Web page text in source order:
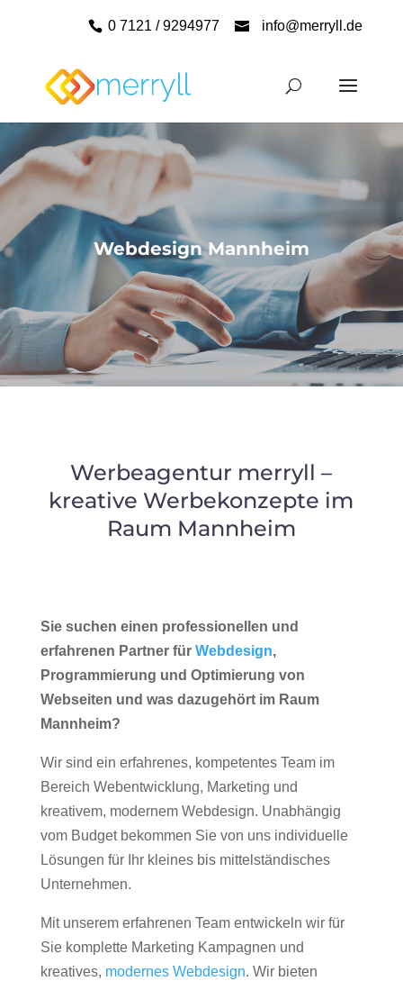
0 7121 / 9294977 info@merryll.de
Webdesign Mannheim
Werbeagentur merryll –
kreative Werbekonzepte im
Raum Mannheim
Sie suchen einen professionellen und
erfahrenen Partner für Webdesign,
Programmierung und Optimierung von
Webseiten und was dazugehört im Raum
Mannheim?
Wir sind ein erfahrenes, kompetentes Team im
Bereich Webentwicklung, Marketing und
kreativem, modernem Webdesign. Unabhängig
vom Budget bekommen Sie von uns individuelle
Lösungen für Ihr kleines bis mittelständisches
Unternehmen.
Mit unserem erfahrenen Team entwickeln wir für
Sie komplette Marketing Kampagnen und
kreatives, modernes Webdesign. Wir bieten